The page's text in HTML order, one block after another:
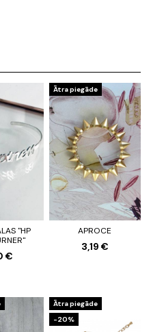
"HP
€
Ātra piegāde
APROCE
3,19 €
Ātra piegāde
-20%